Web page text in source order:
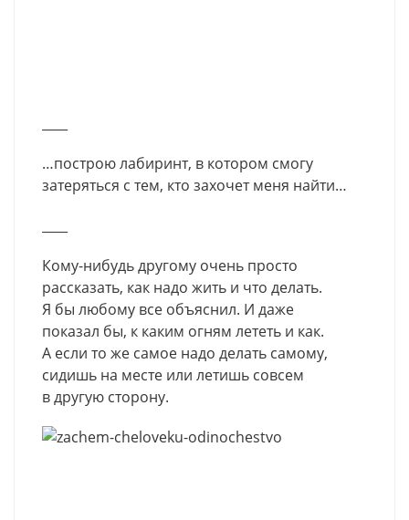
…построю лабиринт, в котором смогу
затеряться с тем, кто захочет меня найти…
Кому-нибудь другому очень просто
рассказать, как надо жить и что делать.
Я бы любому все объяснил. И даже
показал бы, к каким огням лететь и как.
А если то же самое надо делать самому,
сидишь на месте или летишь совсем
в другую сторону.